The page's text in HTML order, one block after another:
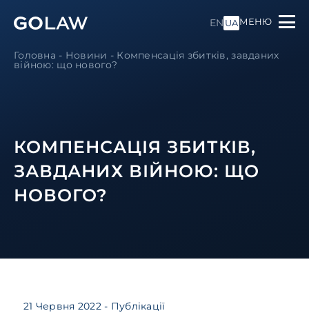
EN UAМЕНЮ
Головна - Новини - Компенсація збитків, завданих
війною: що нового?
КОМПЕНСАЦІЯ ЗБИТКІВ,
ЗАВДАНИХ ВІЙНОЮ: ЩО
НОВОГО?
21 Червня 2022 - Публікації